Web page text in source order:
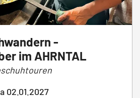
-
im AHRNTAL
02.01.2027